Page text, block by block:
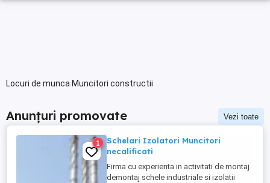
Locuri de munca Muncitori constructii
Anunțuri promovate Vezi toate
1
Schelari Izolatori Muncitori
necalificati
Firma cu experienta in activitati de montaj
demontaj schele industriale si izolatii